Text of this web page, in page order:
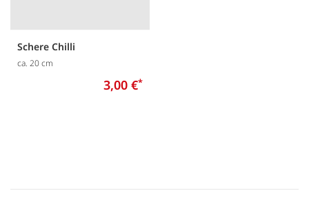
Schere Chilli
ca. 20 cm
3,00 €*